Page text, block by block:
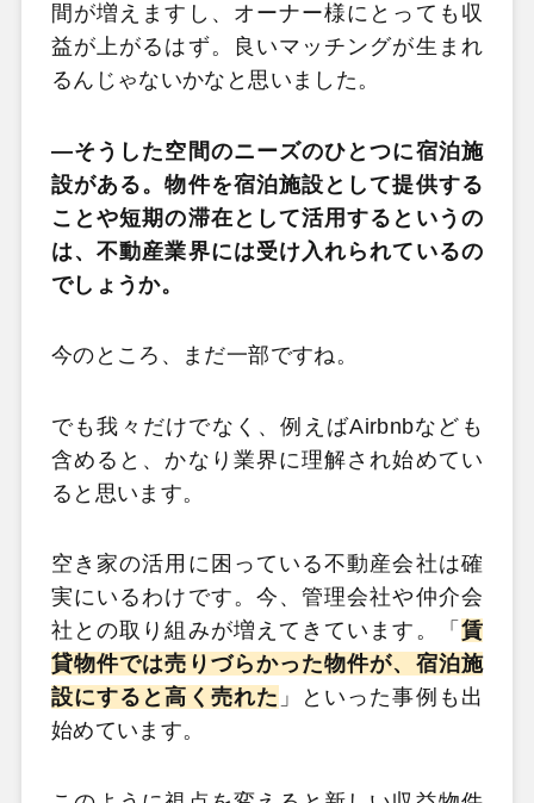
間が増えますし、オーナー様にとっても収
益が上がるはず。良いマッチングが生まれ
るんじゃないかなと思いました。
―そうした空間のニーズのひとつに宿泊施
設がある。物件を宿泊施設として提供する
ことや短期の滞在として活用するというの
は、不動産業界には受け入れられているの
でしょうか。
今のところ、まだ一部ですね。
でも我々だけでなく、例えばAirbnbなども
含めると、かなり業界に理解され始めてい
ると思います。
空き家の活用に困っている不動産会社は確
実にいるわけです。今、管理会社や仲介会
社との取り組みが増えてきています。「 賃
貸物件では売りづらかった物件が、宿泊施
設にすると高く売れた 」といった事例も出
始めています。